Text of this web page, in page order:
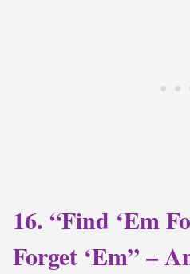
16. “Find ‘Em
Forget ‘Em” –